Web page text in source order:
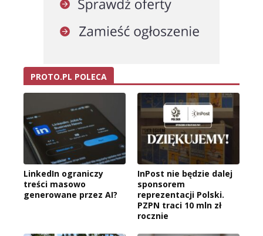
PROTO.PL POLECA
LinkedIn ograniczy
treści masowo
generowane przez AI?
InPost nie będzie dalej
sponsorem
reprezentacji Polski.
PZPN traci 10 mln zł
rocznie